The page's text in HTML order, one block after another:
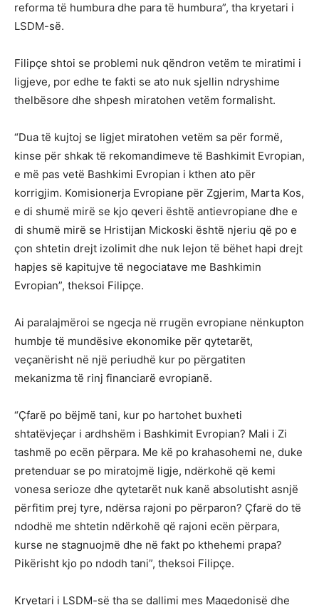
reforma të humbura dhe para të humbura”, tha kryetari i
LSDM-së.
Filipçe shtoi se problemi nuk qëndron vetëm te miratimi i
ligjeve, por edhe te fakti se ato nuk sjellin ndryshime
thelbësore dhe shpesh miratohen vetëm formalisht.
“Dua të kujtoj se ligjet miratohen vetëm sa për formë,
kinse për shkak të rekomandimeve të Bashkimit Evropian,
e më pas vetë Bashkimi Evropian i kthen ato për
korrigjim. Komisionerja Evropiane për Zgjerim, Marta Kos,
e di shumë mirë se kjo qeveri është antievropiane dhe e
di shumë mirë se Hristijan Mickoski është njeriu që po e
çon shtetin drejt izolimit dhe nuk lejon të bëhet hapi drejt
hapjes së kapitujve të negociatave me Bashkimin
Evropian”, theksoi Filipçe.
Ai paralajmëroi se ngecja në rrugën evropiane nënkupton
humbje të mundësive ekonomike për qytetarët,
veçanërisht në një periudhë kur po përgatiten
mekanizma të rinj financiarë evropianë.
“Çfarë po bëjmë tani, kur po hartohet buxheti
shtatëvjeçar i ardhshëm i Bashkimit Evropian? Mali i Zi
tashmë po ecën përpara. Me kë po krahasohemi ne, duke
pretenduar se po miratojmë ligje, ndërkohë që kemi
vonesa serioze dhe qytetarët nuk kanë absolutisht asnjë
përfitim prej tyre, ndërsa rajoni po përparon? Çfarë do të
ndodhë me shtetin ndërkohë që rajoni ecën përpara,
kurse ne stagnuojmë dhe në fakt po kthehemi prapa?
Pikërisht kjo po ndodh tani”, theksoi Filipçe.
Kryetari i LSDM-së tha se dallimi mes Maqedonisë dhe